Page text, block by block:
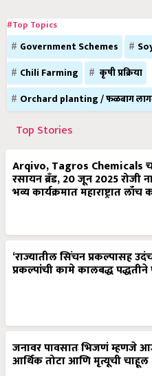
#Top Topics
Government Schemes
Chili Farming
कृषी प्रक्रिया
Orchard planting / फळबाग
Top Stories
Arqivo, Tagros Chemicals
रसायन ब्रँड, 20 जून 2025 रोजी
भव्य कार्यक्रमात महाराष्ट्रात
‘राज्यातील सिंचन प्रकल्पासह
प्रकल्पांची कामे कालबद्ध पद्धतीने
जनावर पावसात भिजणं म्हणजे
आर्थिक तोटा आणि मृत्यूची चाहूल